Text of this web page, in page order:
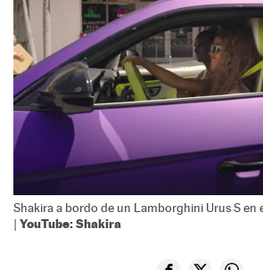
Shakira a bordo de un Lamborghini Urus S en
| YouTube: Shakira